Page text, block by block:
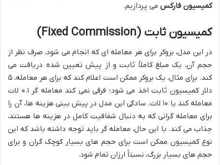
کمیسیون فارکس می پردازیم.
کمیسیون ثابت (Fixed Commission)
در این مدل، بروکر برای هر معامله ای که انجام می شود، صرف نظر از
حجم آن، یک مبلغ کاملاً ثابت و از پیش تعیین شده دریافت می
کند. برای مثال، یک بروکر ممکن است اعلام کند که برای هر معامله، ۵
دلار کمیسیون ثابت اخذ می شود؛ فرقی نمی کند معامله گر ۰.۱ لات
معامله کند یا ۱۰ لات. سادگی این مدل در پیش بینی هزینه ها، آن را
برای معامله گرانی که به دنبال شفافیت کامل در هزینه ها هستند،
جذاب می کند. با این حال، معامله گر باید توجه داشته باشد که این
نوع کمیسیون ممکن است برای حجم های بسیار کوچک گران و برای
حجم های بسیار بزرگ، نسبتاً ارزان تمام شود.